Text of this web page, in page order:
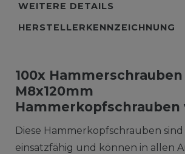
WEITERE DETAILS
HERSTELLERKENNZEICHNUNG
100x Hammerschrauben
M8x120mm
Hammerkopfschrauben
Diese Hammerkopfschrauben
einsatzfähig und können in allen